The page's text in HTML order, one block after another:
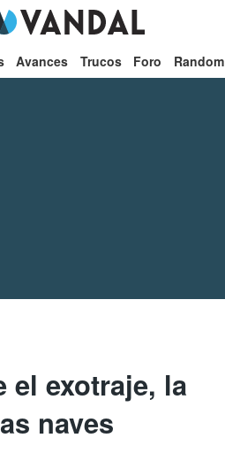
Avances Trucos Foro Random
el exotraje, la
naves